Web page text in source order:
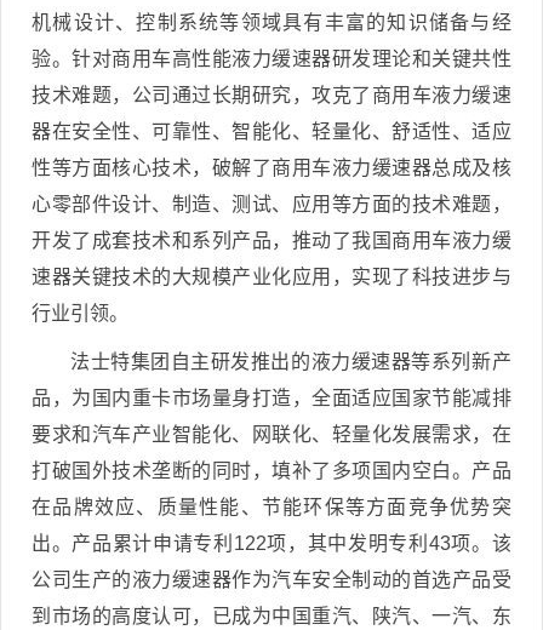
机械设计、控制系统等领域具有丰富的知识储备与经
验。针对商用车高性能液力缓速器研发理论和关键共性
技术难题，公司通过长期研究，攻克了商用车液力缓速
器在安全性、可靠性、智能化、轻量化、舒适性、适应
性等方面核心技术，破解了商用车液力缓速器总成及核
心零部件设计、制造、测试、应用等方面的技术难题，
开发了成套技术和系列产品，推动了我国商用车液力缓
速器关键技术的大规模产业化应用，实现了科技进步与
行业引领。
法士特集团自主研发推出的液力缓速器等系列新产
品，为国内重卡市场量身打造，全面适应国家节能减排
要求和汽车产业智能化、网联化、轻量化发展需求，在
打破国外技术垄断的同时，填补了多项国内空白。产品
在品牌效应、质量性能、节能环保等方面竞争优势突
出。产品累计申请专利122项，其中发明专利43项。该
公司生产的液力缓速器作为汽车安全制动的首选产品受
到市场的高度认可，已成为中国重汽、陕汽、一汽、东